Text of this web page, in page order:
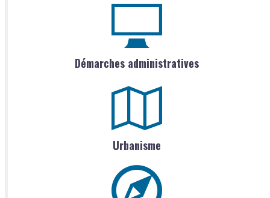
Démarches administratives
Urbanisme